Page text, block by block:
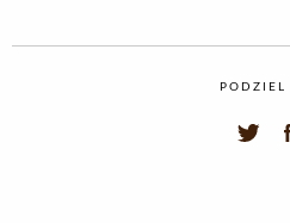
PODZIEL